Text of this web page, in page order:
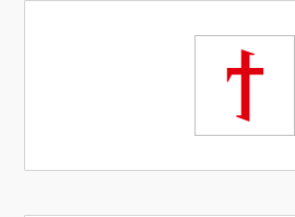
ϯ